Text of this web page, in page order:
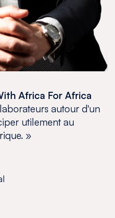
Africa For Africa
autour d'un
utilement au
»